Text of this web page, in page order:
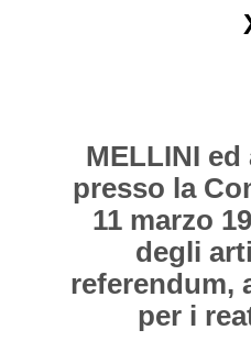
MELLINI
presso la
11 marzo
degli
referendum,
per i